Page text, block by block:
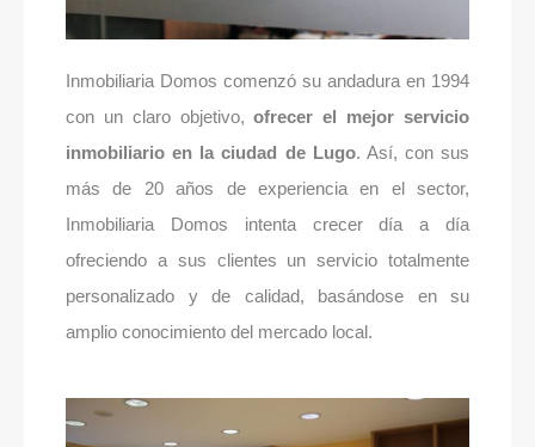
Inmobiliaria Domos comenzó su andadura en 1994
con un claro objetivo,ofrecer el mejor servicio
inmobiliario en la ciudad de Lugo. Así, con sus
más de 20 años de experiencia en el sector,
Inmobiliaria Domos intenta crecer día a día
ofreciendo a sus clientes un servicio totalmente
personalizado y de calidad, basándose en su
amplio conocimiento del mercado local.